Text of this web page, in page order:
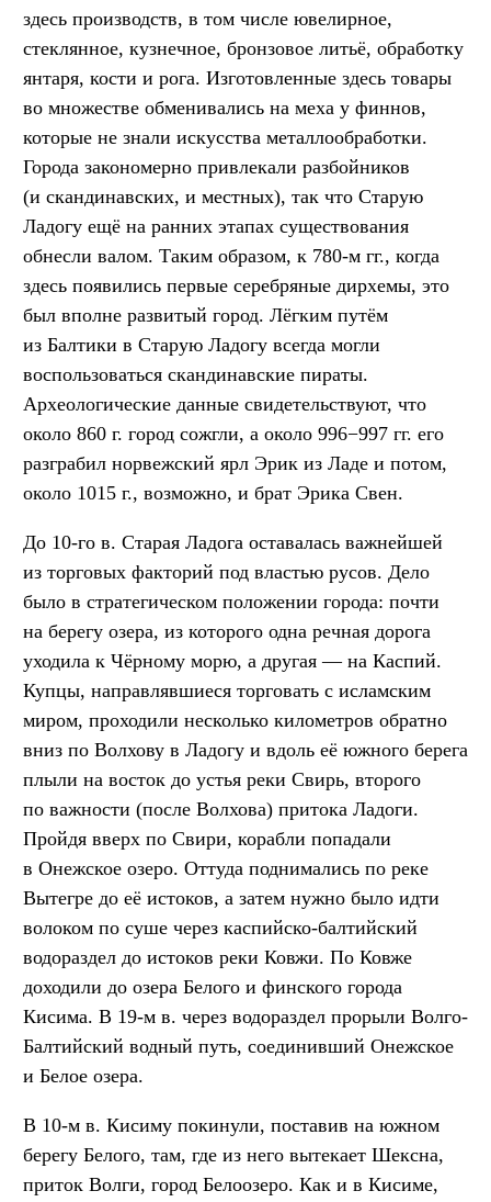
здесь производств, в том числе ювелирное,
стеклянное, кузнечное, бронзовое литьё, обработку
янтаря, кости и рога. Изготовленные здесь товары
во множестве обменивались на меха у финнов,
которые не знали искусства металлообработки.
Города закономерно привлекали разбойников
(и скандинавских, и местных), так что Старую
Ладогу ещё на ранних этапах существования
обнесли валом. Таким образом, к 780-м гг., когда
здесь появились первые серебряные дирхемы, это
был вполне развитый город. Лёгким путём
из Балтики в Старую Ладогу всегда могли
воспользоваться скандинавские пираты.
Археологические данные свидетельствуют, что
около 860 г. город сожгли, а около 996−997 гг. его
разграбил норвежский ярл Эрик из Ладе и потом,
около 1015 г., возможно, и брат Эрика Свен.
До 10-го в. Старая Ладога оставалась важнейшей
из торговых факторий под властью русов. Дело
было в стратегическом положении города: почти
на берегу озера, из которого одна речная дорога
уходила к Чёрному морю, а другая — на Каспий.
Купцы, направлявшиеся торговать с исламским
миром, проходили несколько километров обратно
вниз по Волхову в Ладогу и вдоль её южного берега
плыли на восток до устья реки Свирь, второго
по важности (после Волхова) притока Ладоги.
Пройдя вверх по Свири, корабли попадали
в Онежское озеро. Оттуда поднимались по реке
Вытегре до её истоков, а затем нужно было идти
волоком по суше через каспийско-балтийский
водораздел до истоков реки Ковжи. По Ковже
доходили до озера Белого и финского города
Кисима. В 19-м в. через водораздел прорыли Волго-
Балтийский водный путь, соединивший Онежское
и Белое озера.
В 10-м в. Кисиму покинули, поставив на южном
берегу Белого, там, где из него вытекает Шексна,
приток Волги, город Белоозеро. Как и в Кисиме,